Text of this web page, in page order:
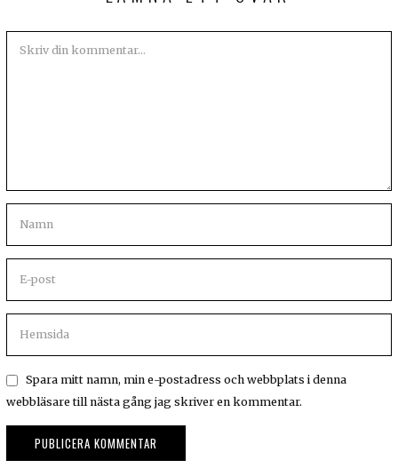
Spara mitt namn, min e-postadress och webbplats i denna
webbläsare till nästa gång jag skriver en kommentar.